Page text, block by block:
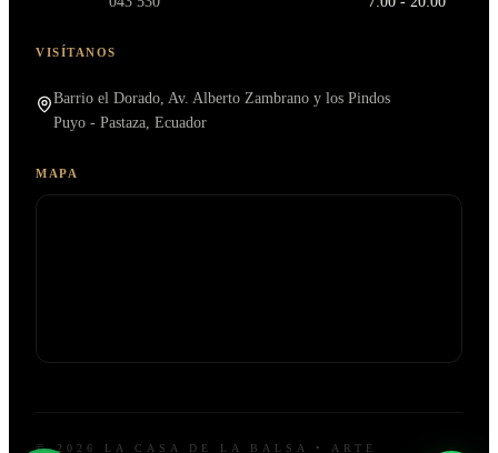
VISÍTANOS
Barrio el Dorado, Av. Alberto Zambrano y los Pindos
Puyo - Pastaza, Ecuador
MAPA
© 2026 LA CASA DE LA BALSA • ARTE